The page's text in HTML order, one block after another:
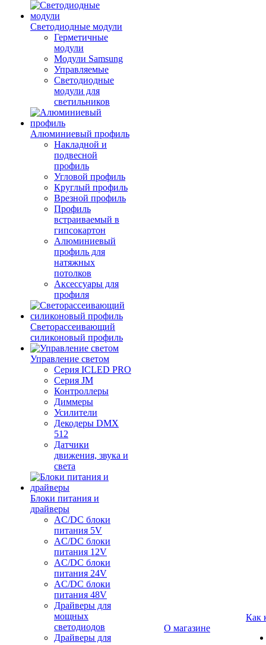
Светодиодные модули
Герметичные
модули
Модули Samsung
Управляемые
Светодиодные
модули для
светильников
Алюминиевый профиль
Накладной и
подвесной
профиль
Угловой профиль
Круглый профиль
Врезной профиль
Профиль
встраиваемый в
гипсокартон
Алюминиевый
профиль для
натяжных
потолков
Аксессуары для
профиля
Светорассеивающий
силиконовый профиль
Управление светом
Серия ICLED PRO
Серия JM
Контроллеры
Диммеры
Усилители
Декодеры DMX
512
Датчики
движения, звука и
света
Блоки питания и
драйверы
AC/DC блоки
питания 5V
AC/DC блоки
питания 12V
AC/DC блоки
питания 24V
AC/DC блоки
питания 48V
Драйверы для
мощных
светодиодов
Драйверы для
О магазине
Как